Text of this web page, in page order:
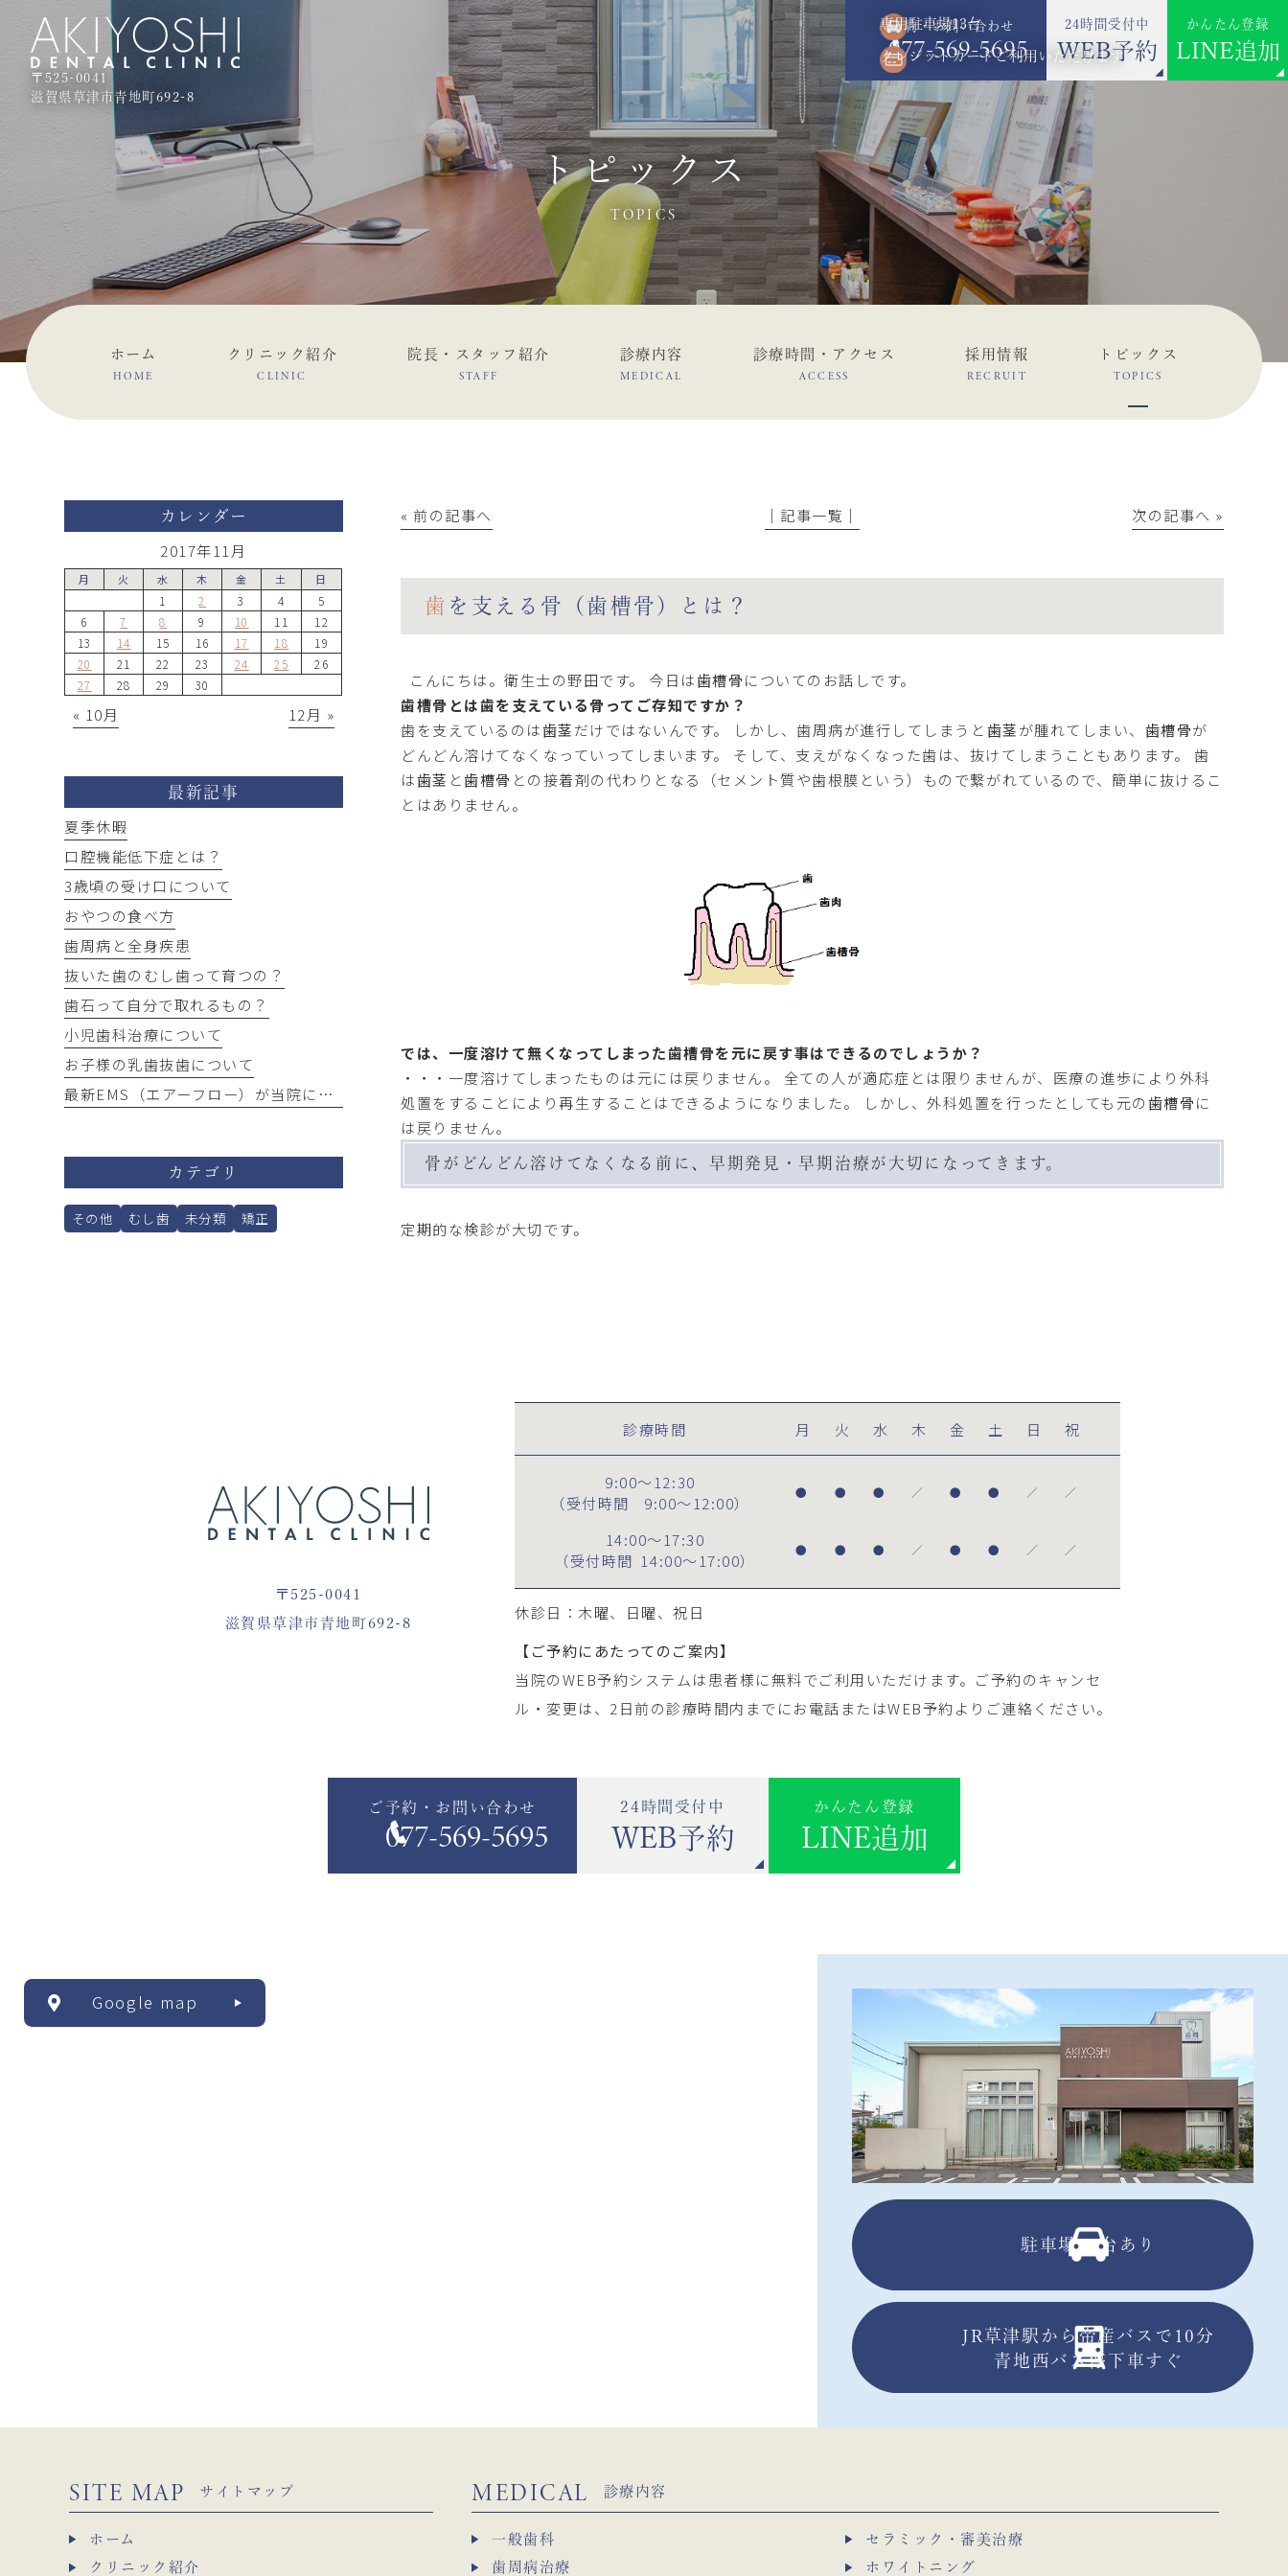
〒525-0041
滋賀県草津市青地町692-8
ご予約・お問い合わせ
077-569-5695
24時間受付中
WEB予約
かんたん登録
LINE追加
専用駐車場13台
クレジットカードご利用いただけます
トピックス
TOPICS
ホーム
HOME
クリニック紹介
CLINIC
院長・スタッフ紹介
STAFF
診療内容
MEDICAL
診療時間・アクセス
ACCESS
採用情報
RECRUIT
トピックス
TOPICS
« 前の記事へ │記事一覧│ 次の記事へ »
歯を支える骨（歯槽骨）とは？
こんにちは。衛生士の野田です。 今日は歯槽骨についてのお話しです。
歯槽骨とは歯を支えている骨ってご存知ですか？
歯を支えているのは歯茎だけではないんです。 しかし、歯周病が進行してしまうと 歯茎が腫れてしまい、 歯槽骨が
どんどん溶けてなくなっていってしまいます。 そして、支えがなくなった歯は、抜けてしまうこともあります。 歯
は歯茎 と歯槽骨 との接着剤の代わりとなる（セメント質や歯根膜という）もので繋がれているので、簡単に抜けるこ
とはありません。
では、一度溶けて無くなってしまった歯槽骨を元に戻す事はできるのでしょうか？
・・・一度溶けてしまったものは元には戻りません。 全ての人が適応症とは限りませんが、医療の進歩により外科
処置をすることにより再生することはできるようになりました。 しかし、外科処置を行ったとしても元の歯槽骨に
は戻りません。
骨がどんどん溶けてなくなる前に、早期発見・早期治療が大切になってきます。
定期的な検診が大切です。
カレンダー
2017年11月
月 火 水 木 金 土 日
1 2 3 4
5
6
7 8 9 10 11
12
13
14 15 16 17 18
19
20
21 22 23 24 25
26
27
28 29 30
« 10月 12月 »
最新記事
夏季休暇
口腔機能低下症とは？
3歳頃の受け口について
おやつの食べ方
歯周病と全身疾患
抜いた歯のむし歯って育つの？
歯石って自分で取れるもの？
小児歯科治療について
お子様の乳歯抜歯について
最新EMS（エアーフロー）が当院にやってきました！
カテゴリ
その他 むし歯 未分類 矯正
〒525-0041
滋賀県草津市青地町692-8
診療時間 月 火 水 木 金 土 日 祝
9:00～12:30
（受付時間
9:00～12:00）
● ● ● ／ ● ● ／ ／
14:00～17:30
（受付時間 14:00～17:00）
● ● ● ／ ● ● ／ ／
休診日：木曜、日曜、祝日
【ご予約にあたってのご案内】
当院のWEB予約システムは患者様に無料でご利用いただけます。ご予約のキャンセ
ル・変更は、2日前の診療時間内までにお電話またはWEB予約よりご連絡ください。
ご予約・お問い合わせ
077-569-5695
24時間受付中
WEB予約
かんたん登録
LINE追加
Google map
駐車場13台あり
JR草津駅から帝産バスで10分
青地西バス停下車すぐ
SITE MAP サイトマップ
ホーム
クリニック紹介
MEDICAL 診療内容
一般歯科
セラミック・審美治療
歯周病治療
ホワイトニング